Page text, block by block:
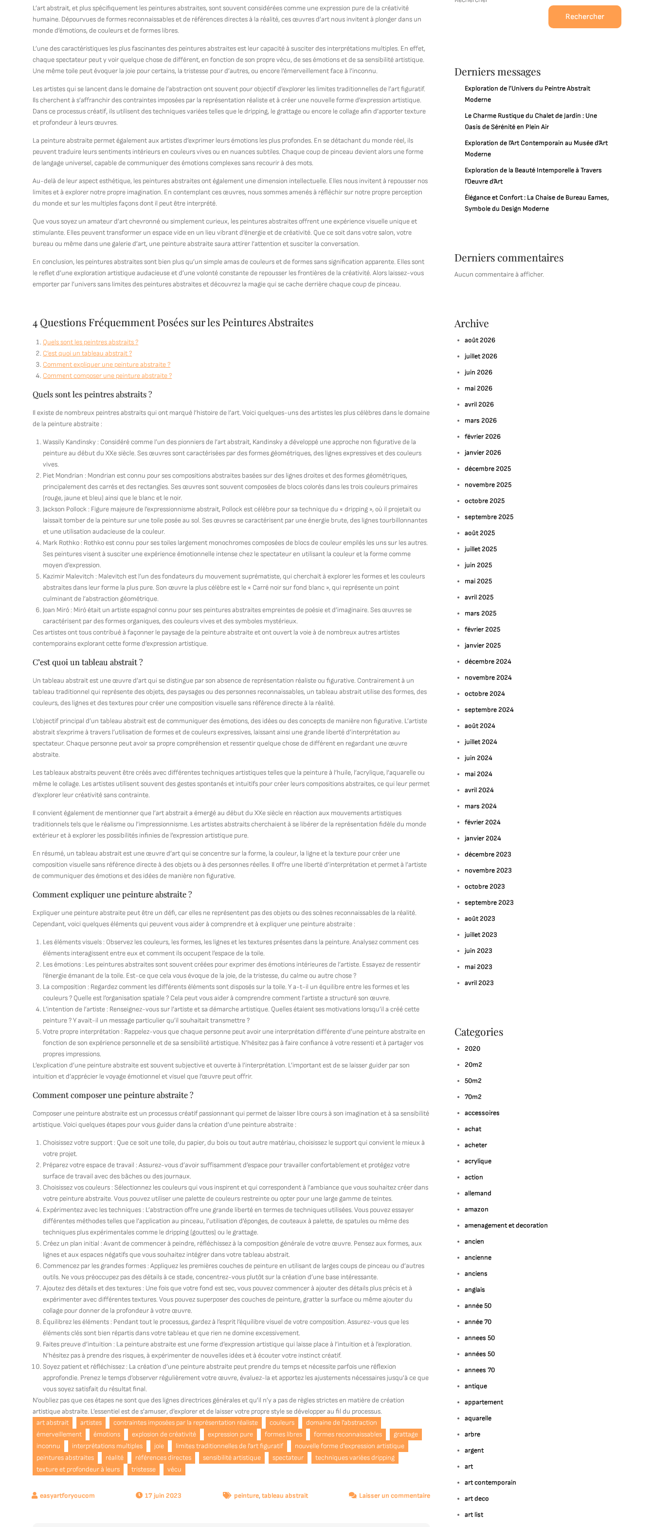
L’art abstrait, et plus spécifiquement les peintures abstraites, sont souvent considérées comme une expression pure de la créativité
humaine. Dépourvues de formes reconnaissables et de références directes à la réalité, ces œuvres d’art nous invitent à plonger dans un
monde d’émotions, de couleurs et de formes libres.
L’une des caractéristiques les plus fascinantes des peintures abstraites est leur capacité à susciter des interprétations multiples. En effet,
chaque spectateur peut y voir quelque chose de différent, en fonction de son propre vécu, de ses émotions et de sa sensibilité artistique.
Une même toile peut évoquer la joie pour certains, la tristesse pour d’autres, ou encore l’émerveillement face à l’inconnu.
Les artistes qui se lancent dans le domaine de l’abstraction ont souvent pour objectif d’explorer les limites traditionnelles de l’art figuratif.
Ils cherchent à s’affranchir des contraintes imposées par la représentation réaliste et à créer une nouvelle forme d’expression artistique.
Dans ce processus créatif, ils utilisent des techniques variées telles que le dripping, le grattage ou encore le collage afin d’apporter texture
et profondeur à leurs œuvres.
La peinture abstraite permet également aux artistes d’exprimer leurs émotions les plus profondes. En se détachant du monde réel, ils
peuvent traduire leurs sentiments intérieurs en couleurs vives ou en nuances subtiles. Chaque coup de pinceau devient alors une forme
de langage universel, capable de communiquer des émotions complexes sans recourir à des mots.
Au-delà de leur aspect esthétique, les peintures abstraites ont également une dimension intellectuelle. Elles nous invitent à repousser nos
limites et à explorer notre propre imagination. En contemplant ces œuvres, nous sommes amenés à réfléchir sur notre propre perception
du monde et sur les multiples façons dont il peut être interprété.
Que vous soyez un amateur d’art chevronné ou simplement curieux, les peintures abstraites offrent une expérience visuelle unique et
stimulante. Elles peuvent transformer un espace vide en un lieu vibrant d’énergie et de créativité. Que ce soit dans votre salon, votre
bureau ou même dans une galerie d’art, une peinture abstraite saura attirer l’attention et susciter la conversation.
En conclusion, les peintures abstraites sont bien plus qu’un simple amas de couleurs et de formes sans signification apparente. Elles sont
le reflet d’une exploration artistique audacieuse et d’une volonté constante de repousser les frontières de la créativité. Alors laissez-vous
emporter par l’univers sans limites des peintures abstraites et découvrez la magie qui se cache derrière chaque coup de pinceau.
4 Questions Fréquemment Posées sur les Peintures Abstraites
Quels sont les peintres abstraits ?
C’est quoi un tableau abstrait ?
Comment expliquer une peinture abstraite ?
Comment composer une peinture abstraite ?
Quels sont les peintres abstraits ?
Il existe de nombreux peintres abstraits qui ont marqué l’histoire de l’art. Voici quelques-uns des artistes les plus célèbres dans le domaine
de la peinture abstraite :
Wassily Kandinsky : Considéré comme l’un des pionniers de l’art abstrait, Kandinsky a développé une approche non figurative de la
peinture au début du XXe siècle. Ses œuvres sont caractérisées par des formes géométriques, des lignes expressives et des couleurs
vives.
Piet Mondrian : Mondrian est connu pour ses compositions abstraites basées sur des lignes droites et des formes géométriques,
principalement des carrés et des rectangles. Ses œuvres sont souvent composées de blocs colorés dans les trois couleurs primaires
(rouge, jaune et bleu) ainsi que le blanc et le noir.
Jackson Pollock : Figure majeure de l’expressionnisme abstrait, Pollock est célèbre pour sa technique du « dripping », où il projetait ou
laissait tomber de la peinture sur une toile posée au sol. Ses œuvres se caractérisent par une énergie brute, des lignes tourbillonnantes
et une utilisation audacieuse de la couleur.
Mark Rothko : Rothko est connu pour ses toiles largement monochromes composées de blocs de couleur empilés les uns sur les autres.
Ses peintures visent à susciter une expérience émotionnelle intense chez le spectateur en utilisant la couleur et la forme comme
moyen d’expression.
Kazimir Malevitch : Malevitch est l’un des fondateurs du mouvement suprématiste, qui cherchait à explorer les formes et les couleurs
abstraites dans leur forme la plus pure. Son œuvre la plus célèbre est le « Carré noir sur fond blanc », qui représente un point
culminant de l’abstraction géométrique.
Joan Miró : Miró était un artiste espagnol connu pour ses peintures abstraites empreintes de poésie et d’imaginaire. Ses œuvres se
caractérisent par des formes organiques, des couleurs vives et des symboles mystérieux.
Ces artistes ont tous contribué à façonner le paysage de la peinture abstraite et ont ouvert la voie à de nombreux autres artistes
contemporains explorant cette forme d’expression artistique.
C’est quoi un tableau abstrait ?
Un tableau abstrait est une œuvre d’art qui se distingue par son absence de représentation réaliste ou figurative. Contrairement à un
tableau traditionnel qui représente des objets, des paysages ou des personnes reconnaissables, un tableau abstrait utilise des formes, des
couleurs, des lignes et des textures pour créer une composition visuelle sans référence directe à la réalité.
L’objectif principal d’un tableau abstrait est de communiquer des émotions, des idées ou des concepts de manière non figurative. L’artiste
abstrait s’exprime à travers l’utilisation de formes et de couleurs expressives, laissant ainsi une grande liberté d’interprétation au
spectateur. Chaque personne peut avoir sa propre compréhension et ressentir quelque chose de différent en regardant une œuvre
abstraite.
Les tableaux abstraits peuvent être créés avec différentes techniques artistiques telles que la peinture à l’huile, l’acrylique, l’aquarelle ou
même le collage. Les artistes utilisent souvent des gestes spontanés et intuitifs pour créer leurs compositions abstraites, ce qui leur permet
d’explorer leur créativité sans contrainte.
Il convient également de mentionner que l’art abstrait a émergé au début du XXe siècle en réaction aux mouvements artistiques
traditionnels tels que le réalisme ou l’impressionnisme. Les artistes abstraits cherchaient à se libérer de la représentation fidèle du monde
extérieur et à explorer les possibilités infinies de l’expression artistique pure.
En résumé, un tableau abstrait est une œuvre d’art qui se concentre sur la forme, la couleur, la ligne et la texture pour créer une
composition visuelle sans référence directe à des objets ou à des personnes réelles. Il offre une liberté d’interprétation et permet à l’artiste
de communiquer des émotions et des idées de manière non figurative.
Comment expliquer une peinture abstraite ?
Expliquer une peinture abstraite peut être un défi, car elles ne représentent pas des objets ou des scènes reconnaissables de la réalité.
Cependant, voici quelques éléments qui peuvent vous aider à comprendre et à expliquer une peinture abstraite :
Les éléments visuels : Observez les couleurs, les formes, les lignes et les textures présentes dans la peinture. Analysez comment ces
éléments interagissent entre eux et comment ils occupent l’espace de la toile.
Les émotions : Les peintures abstraites sont souvent créées pour exprimer des émotions intérieures de l’artiste. Essayez de ressentir
l’énergie émanant de la toile. Est-ce que cela vous évoque de la joie, de la tristesse, du calme ou autre chose ?
La composition : Regardez comment les différents éléments sont disposés sur la toile. Y a-t-il un équilibre entre les formes et les
couleurs ? Quelle est l’organisation spatiale ? Cela peut vous aider à comprendre comment l’artiste a structuré son œuvre.
L’intention de l’artiste : Renseignez-vous sur l’artiste et sa démarche artistique. Quelles étaient ses motivations lorsqu’il a créé cette
peinture ? Y avait-il un message particulier qu’il souhaitait transmettre ?
Votre propre interprétation : Rappelez-vous que chaque personne peut avoir une interprétation différente d’une peinture abstraite en
fonction de son expérience personnelle et de sa sensibilité artistique. N’hésitez pas à faire confiance à votre ressenti et à partager vos
propres impressions.
L’explication d’une peinture abstraite est souvent subjective et ouverte à l’interprétation. L’important est de se laisser guider par son
intuition et d’apprécier le voyage émotionnel et visuel que l’œuvre peut offrir.
Comment composer une peinture abstraite ?
Composer une peinture abstraite est un processus créatif passionnant qui permet de laisser libre cours à son imagination et à sa sensibilité
artistique. Voici quelques étapes pour vous guider dans la création d’une peinture abstraite :
Choisissez votre support : Que ce soit une toile, du papier, du bois ou tout autre matériau, choisissez le support qui convient le mieux à
votre projet.
Préparez votre espace de travail : Assurez-vous d’avoir suffisamment d’espace pour travailler confortablement et protégez votre
surface de travail avec des bâches ou des journaux.
Choisissez vos couleurs : Sélectionnez les couleurs qui vous inspirent et qui correspondent à l’ambiance que vous souhaitez créer dans
votre peinture abstraite. Vous pouvez utiliser une palette de couleurs restreinte ou opter pour une large gamme de teintes.
Expérimentez avec les techniques : L’abstraction offre une grande liberté en termes de techniques utilisées. Vous pouvez essayer
différentes méthodes telles que l’application au pinceau, l’utilisation d’éponges, de couteaux à palette, de spatules ou même des
techniques plus expérimentales comme le dripping (gouttes) ou le grattage.
Créez un plan initial : Avant de commencer à peindre, réfléchissez à la composition générale de votre œuvre. Pensez aux formes, aux
lignes et aux espaces négatifs que vous souhaitez intégrer dans votre tableau abstrait.
Commencez par les grandes formes : Appliquez les premières couches de peinture en utilisant de larges coups de pinceau ou d’autres
outils. Ne vous préoccupez pas des détails à ce stade, concentrez-vous plutôt sur la création d’une base intéressante.
Ajoutez des détails et des textures : Une fois que votre fond est sec, vous pouvez commencer à ajouter des détails plus précis et à
expérimenter avec différentes textures. Vous pouvez superposer des couches de peinture, gratter la surface ou même ajouter du
collage pour donner de la profondeur à votre œuvre.
Équilibrez les éléments : Pendant tout le processus, gardez à l’esprit l’équilibre visuel de votre composition. Assurez-vous que les
éléments clés sont bien répartis dans votre tableau et que rien ne domine excessivement.
Faites preuve d’intuition : La peinture abstraite est une forme d’expression artistique qui laisse place à l’intuition et à l’exploration.
N’hésitez pas à prendre des risques, à expérimenter de nouvelles idées et à écouter votre instinct créatif.
Soyez patient et réfléchissez : La création d’une peinture abstraite peut prendre du temps et nécessite parfois une réflexion
approfondie. Prenez le temps d’observer régulièrement votre œuvre, évaluez-la et apportez les ajustements nécessaires jusqu’à ce que
vous soyez satisfait du résultat final.
N’oubliez pas que ces étapes ne sont que des lignes directrices générales et qu’il n’y a pas de règles strictes en matière de création
artistique abstraite. L’essentiel est de s’amuser, d’explorer et de laisser votre propre style se développer au fil du processus.
art abstrait
artistes contraintes imposées par la représentation réaliste couleurs
domaine de l'abstraction
émerveillement
émotions explosion de créativité expression pure formes libres formes reconnaissables
grattage
inconnu
interprétations multiples joie limites traditionnelles de l'art figuratif
nouvelle forme d'expression artistique
peintures abstraites
réalité références directes sensibilité artistique spectateur
techniques variées dripping
texture et profondeur à leurs
tristesse vécu
17 juin 2023 peinture,tableau abstrait Laisser un commentairesur
Rechercher
Derniers messages
Exploration de l’Univers du Peintre Abstrait
Moderne
Le Charme Rustique du Chalet de Jardin : Une
Oasis de Sérénité en Plein Air
Exploration de l’Art Contemporain au Musée d’Art
Moderne
Exploration de la Beauté Intemporelle à Travers
l’Oeuvre d’Art
Élégance et Confort : La Chaise de Bureau Eames,
Symbole du Design Moderne
Derniers commentaires
Aucun commentaire à afficher.
Archive
août 2026
juillet 2026
juin 2026
mai 2026
avril 2026
mars 2026
février 2026
janvier 2026
décembre 2025
novembre 2025
octobre 2025
septembre 2025
août 2025
juillet 2025
juin 2025
mai 2025
avril 2025
mars 2025
février 2025
janvier 2025
décembre 2024
novembre 2024
octobre 2024
septembre 2024
août 2024
juillet 2024
juin 2024
mai 2024
avril 2024
mars 2024
février 2024
janvier 2024
décembre 2023
novembre 2023
octobre 2023
septembre 2023
août 2023
juillet 2023
juin 2023
mai 2023
avril 2023
Categories
2020
20m2
50m2
70m2
accessoires
achat
acheter
acrylique
action
allemand
amazon
amenagement et decoration
ancien
ancienne
anciens
anglais
année 50
année 70
annees 50
années 50
annees 70
antique
appartement
aquarelle
arbre
argent
art
art contemporain
art deco
art list